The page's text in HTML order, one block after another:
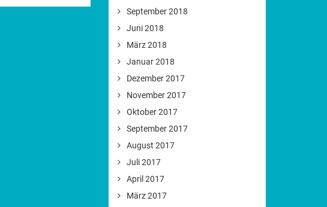
September 2018
Juni 2018
März 2018
Januar 2018
Dezember 2017
November 2017
Oktober 2017
September 2017
August 2017
Juli 2017
April 2017
März 2017